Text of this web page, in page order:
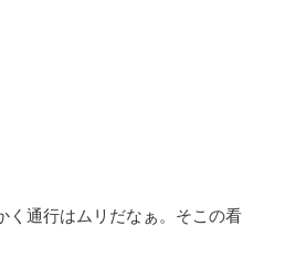
く通行はムリだなぁ。そこの看